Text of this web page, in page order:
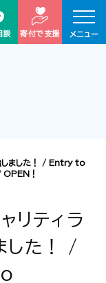
談 寄付で支援 メニュー
しました！ / Entry to
！
リティラ
した！ /